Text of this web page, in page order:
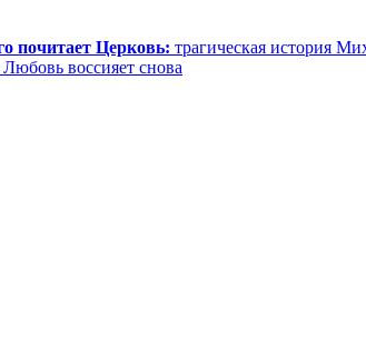
почитает Церковь: трагическая история
Любовь воссияет снова